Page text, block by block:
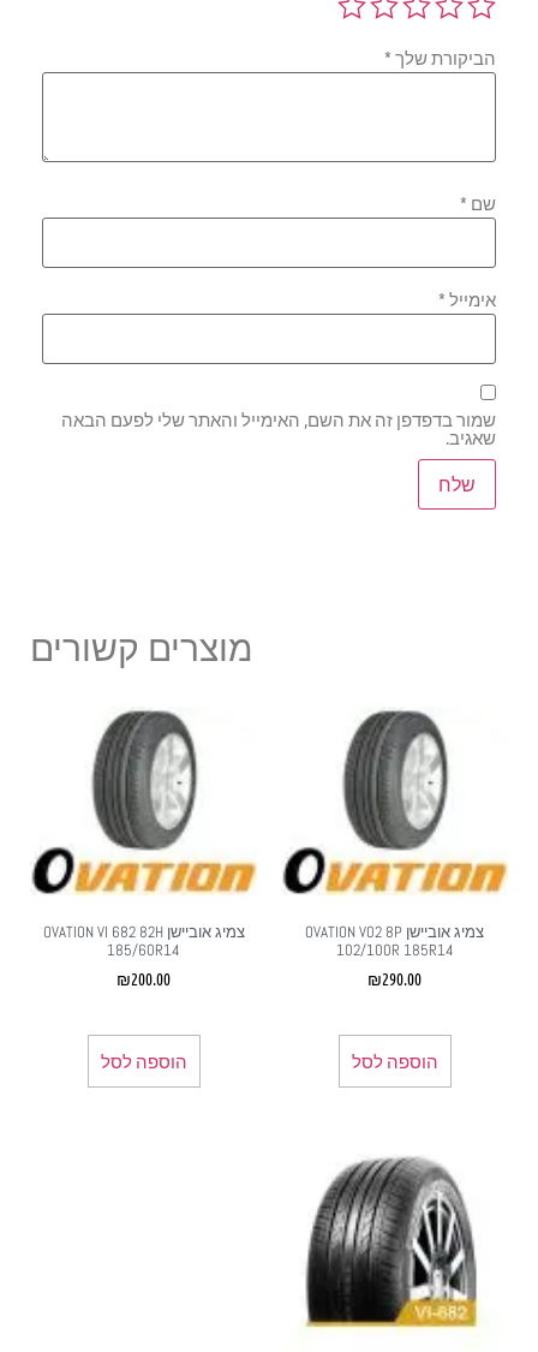
הביקורת שלך*
שם*
אימייל*
שמור בדפדפן זה את השם, האימייל והאתר שלי לפעם הבאה
שאגיב.
מוצרים קשורים
צמיג אוביישן OVATION V02 8P
102/100R 185R14
₪290.00
הוספה לסל
צמיג אוביישן OVATION VI 682 82H
185/60R14
₪200.00
הוספה לסל